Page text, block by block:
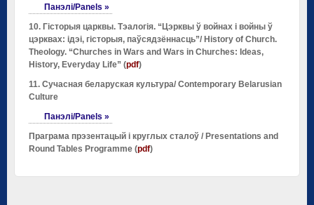
Панэлі/Panels »
10. Гісторыя царквы. Тэалогія. “Цэрквы ў войнах і войны ў
цэрквах: ідэі, гісторыя, паўсядзённасць”/ History of Church.
Theology. “Churches in Wars and Wars in Churches: Ideas,
History, Everyday Life” (pdf)
11. Сучасная беларуская культура/ Contemporary Belarusian
Culture
Панэлі/Panels »
Праграма прэзентацый і круглых сталоў / Presentations and
Round Tables Programme (pdf)